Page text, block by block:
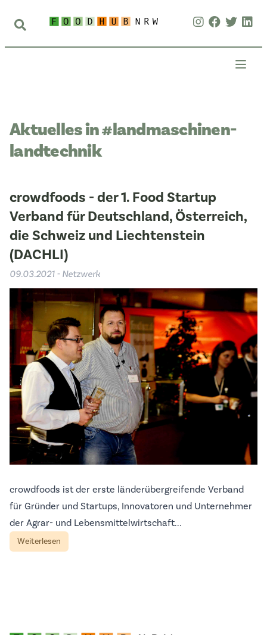
Aktuelles in #landmaschinen-
landtechnik
crowdfoods - der 1. Food Startup
Verband für Deutschland, Österreich,
die Schweiz und Liechtenstein
(DACHLI)
09.03.2021 - Netzwerk
crowdfoods ist der erste länderübergreifende Verband
für Gründer und Startups, Innovatoren und Unternehmer
der Agrar- und Lebensmittelwirtschaft...
Weiterlesen